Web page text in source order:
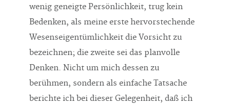
wenig geneigte Persönlichkeit, trug kein
Bedenken, als meine erste hervorstechende
Wesenseigentümlichkeit die Vorsicht zu
bezeichnen; die zweite sei das planvolle
Denken. Nicht um mich dessen zu
berühmen, sondern als einfache Tatsache
berichte ich bei dieser Gelegenheit, daß ich